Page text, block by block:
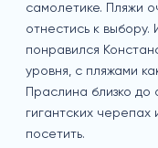
самолетике. Пляжи
отнестись к
понравился
уровня, с пляжами
Праслина близко до
гигантских черепах
посетить.